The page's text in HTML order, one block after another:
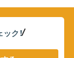
ク！